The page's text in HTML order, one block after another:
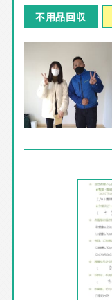
不用品回収